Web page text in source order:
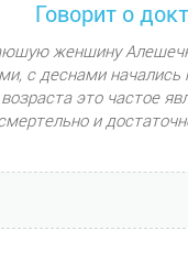
Говорит о
женщину
с деснами
это частое
и